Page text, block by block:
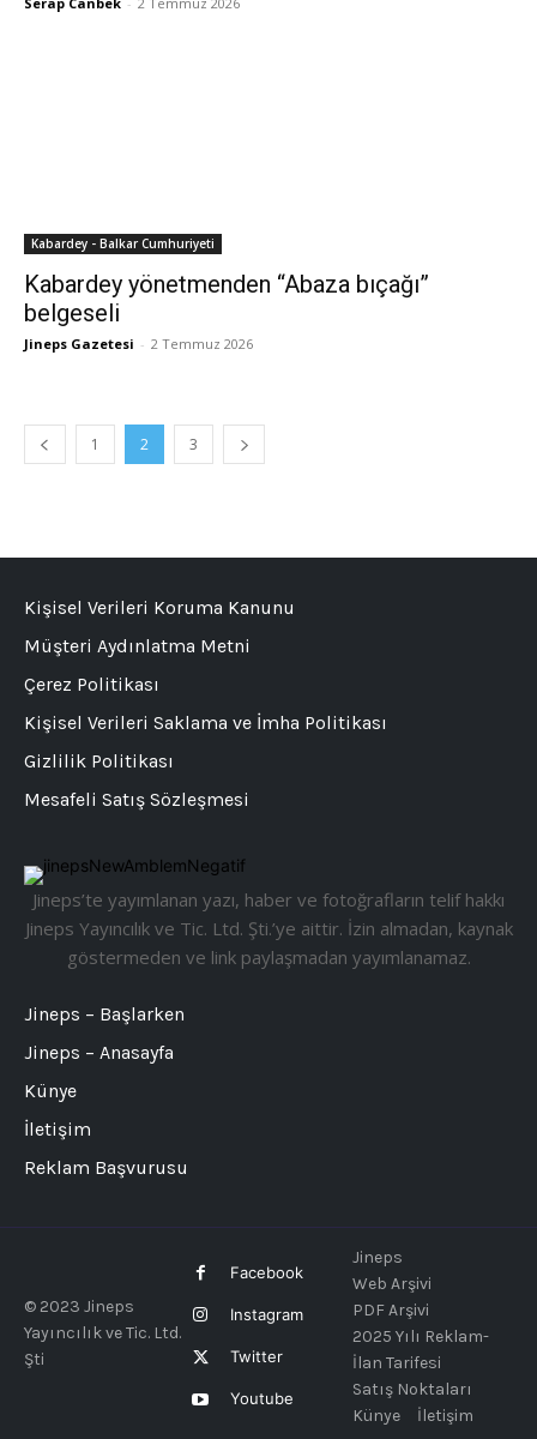
Kabardey - Balkar Cumhuriyeti
Kabardey yönetmenden “Abaza bıçağı”
belgeseli
Jineps Gazetesi - 2 Temmuz 2026
1 2 3
Jineps’te yayımlanan yazı, haber ve fotoğrafların telif hakkı
Jineps Yayıncılık ve Tic. Ltd. Şti.’ye aittir. İzin almadan, kaynak
göstermeden ve link paylaşmadan yayımlanamaz.
Jineps – Başlarken
Jineps – Anasayfa
Künye
İletişim
Reklam Başvurusu
Kişisel Verileri Koruma Kanunu
Müşteri Aydınlatma Metni
Çerez Politikası
Kişisel Verileri Saklama ve İmha Politikası
Gizlilik Politikası
Mesafeli Satış Sözleşmesi
© 2023 Jineps
Yayıncılık ve Tic. Ltd.
Şti
Facebook
Instagram
Twitter
Youtube
Jineps
Web Arşivi
PDF Arşivi
2025 Yılı Reklam-
İlan Tarifesi
Satış Noktaları
Künye
İletişim